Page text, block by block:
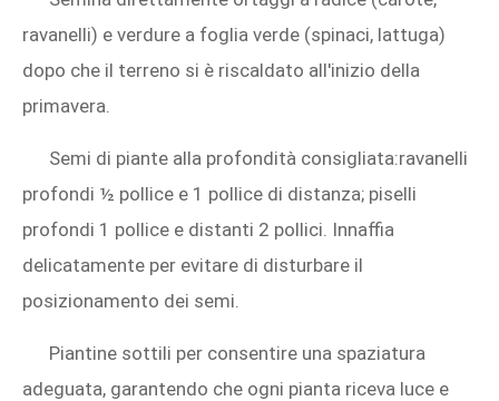
ravanelli) e verdure a foglia verde (spinaci, lattuga)
dopo che il terreno si è riscaldato all'inizio della
primavera.
Semi di piante alla profondità consigliata:ravanelli
profondi ½ pollice e 1 pollice di distanza; piselli
profondi 1 pollice e distanti 2 pollici. Innaffia
delicatamente per evitare di disturbare il
posizionamento dei semi.
Piantine sottili per consentire una spaziatura
adeguata, garantendo che ogni pianta riceva luce e